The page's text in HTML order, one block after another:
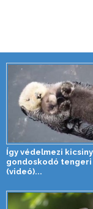
Így védelmezi
gondoskodó tengeri
(videó)...